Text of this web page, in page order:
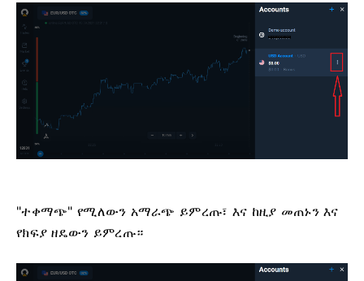
"ተቀማጭ" የሚለውን አማራጭ ይምረጡ፣ እና ከዚያ መጠኑን እና
የክፍያ ዘዴውን ይምረጡ።